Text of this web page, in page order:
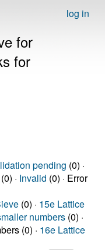
log in
for
for
pending (0) ·
(0) · Invalid (0) · Error
(0) · 15e Lattice
numbers (0) ·
(0) · 16e Lattice